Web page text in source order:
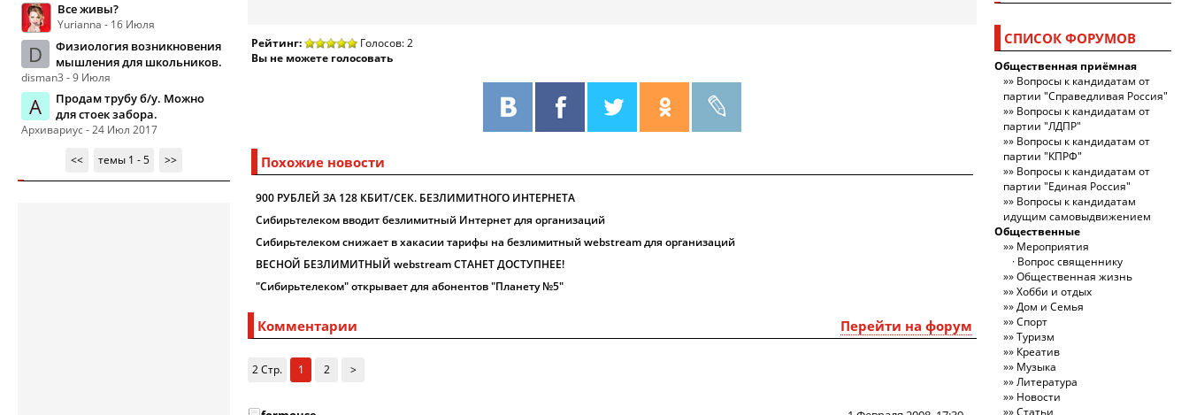
Все живы?
Yurianna - 16 Июля
D
Физиология возникновения
мышления для школьников.
disman3 - 9 Июля
А
Продам трубу б/у. Можно
для стоек забора.
Архивариус - 24 Июл 2017
<<
темы 1 - 5 >>
Рейтинг:
Голосов: 2
Вы не можете голосовать
Похожие новости
900 РУБЛЕЙ ЗА 128 КБИТ/СЕК. БЕЗЛИМИТНОГО ИНТЕРНЕТА
Сибирьтелеком вводит безлимитный Интернет для организаций
Cибирьтелеком снижает в хакасии тарифы на безлимитный webstream для организаций
ВЕСНОЙ БЕЗЛИМИТНЫЙ webstream СТАНЕТ ДОСТУПНЕЕ!
"Сибирьтелеком" открывает для абонентов "Планету №5"
Перейти на форум
Комментарии
2 Стр. 1 2 >
СПИСОК ФОРУМОВ
Общественная приёмная
Вопросы к кандидатам от
партии "Справедливая Россия"
Вопросы к кандидатам от
партии "ЛДПР"
Вопросы к кандидатам от
партии "КПРФ"
Вопросы к кандидатам от
партии "Единая Россия"
Вопросы к кандидатам
идущим самовыдвижением
Общественные
Мероприятия
Вопрос священнику
Общественная жизнь
Хобби и отдых
Дом и Семья
Спорт
Туризм
Креатив
Музыка
Литература
Новости
Статьи